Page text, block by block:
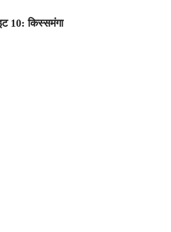
10: किस्समंगा